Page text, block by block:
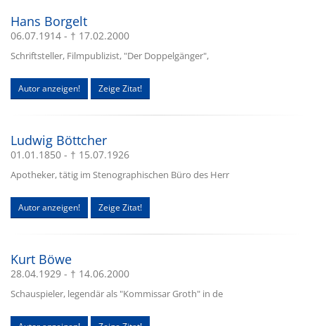
Hans Borgelt
06.07.1914 - † 17.02.2000
Schriftsteller, Filmpublizist, "Der Doppelgänger",
Autor anzeigen! Zeige Zitat!
Ludwig Böttcher
01.01.1850 - † 15.07.1926
Apotheker, tätig im Stenographischen Büro des Herr
Autor anzeigen! Zeige Zitat!
Kurt Böwe
28.04.1929 - † 14.06.2000
Schauspieler, legendär als "Kommissar Groth" in de